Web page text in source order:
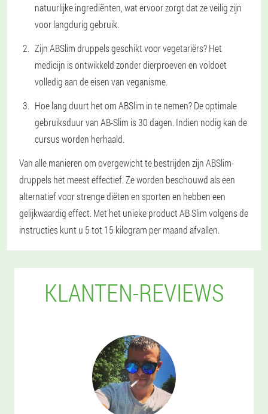
natuurlijke ingrediënten, wat ervoor zorgt dat ze veilig zijn
voor langdurig gebruik.
Zijn ABSlim druppels geschikt voor vegetariërs? Het
medicijn is ontwikkeld zonder dierproeven en voldoet
volledig aan de eisen van veganisme.
Hoe lang duurt het om ABSlim in te nemen? De optimale
gebruiksduur van AB-Slim is 30 dagen. Indien nodig kan de
cursus worden herhaald.
Van alle manieren om overgewicht te bestrijden zijn ABSlim-
druppels het meest effectief. Ze worden beschouwd als een
alternatief voor strenge diëten en sporten en hebben een
gelijkwaardig effect. Met het unieke product AB Slim volgens de
instructies kunt u 5 tot 15 kilogram per maand afvallen.
KLANTEN-REVIEWS